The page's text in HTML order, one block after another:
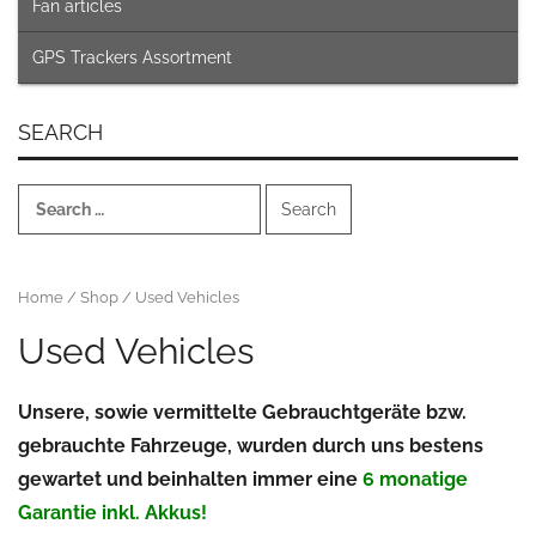
Fan articles
GPS Trackers Assortment
SEARCH
for:
Home / Shop / Used Vehicles
Used Vehicles
Unsere, sowie vermittelte Gebrauchtgeräte bzw.
gebrauchte Fahrzeuge, wurden durch uns bestens
gewartet und beinhalten immer eine 6 monatige
Garantie inkl. Akkus!